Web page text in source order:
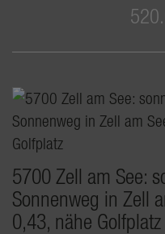
5700 Zell am See:
Sonnenweg in Zell
0,43, nähe Golfplatz